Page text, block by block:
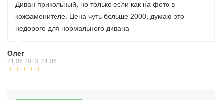
Диван прикольный, но только если как на фото в
кожзаменителе. Цена чуть больше 2000, думаю это
недорого для нормального дивана
Олег
21.06.2013, 21:06